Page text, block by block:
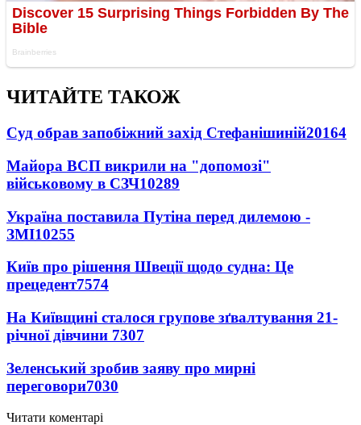
ЧИТАЙТЕ ТАКОЖ
Суд обрав запобіжний захід Стефанішиній20164
Майора ВСП викрили на "допомозі"
військовому в СЗЧ10289
Україна поставила Путіна перед дилемою -
ЗМІ10255
Київ про рішення Швеції щодо судна: Це
прецедент7574
На Київщині сталося групове зґвалтування 21-
річної дівчини 7307
Зеленський зробив заяву про мирні
переговори7030
Читати коментарі